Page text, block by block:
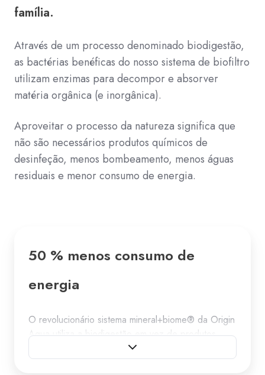
família.
Através de um processo denominado biodigestão,
as bactérias benéficas do nosso sistema de biofiltro
utilizam enzimas para decompor e absorver
matéria orgânica (e inorgânica).
Aproveitar o processo da natureza significa que
não são necessários produtos químicos de
desinfeção, menos bombeamento, menos águas
residuais e menor consumo de energia.
50 % menos consumo de
energia
O revolucionário sistema mineral+biome® da Origin
Aqua utiliza a biodigestão em vez de produtos
químicos. Como a matéria orgânica e inorgânica é
decomposta por bactérias produtoras de enzimas,